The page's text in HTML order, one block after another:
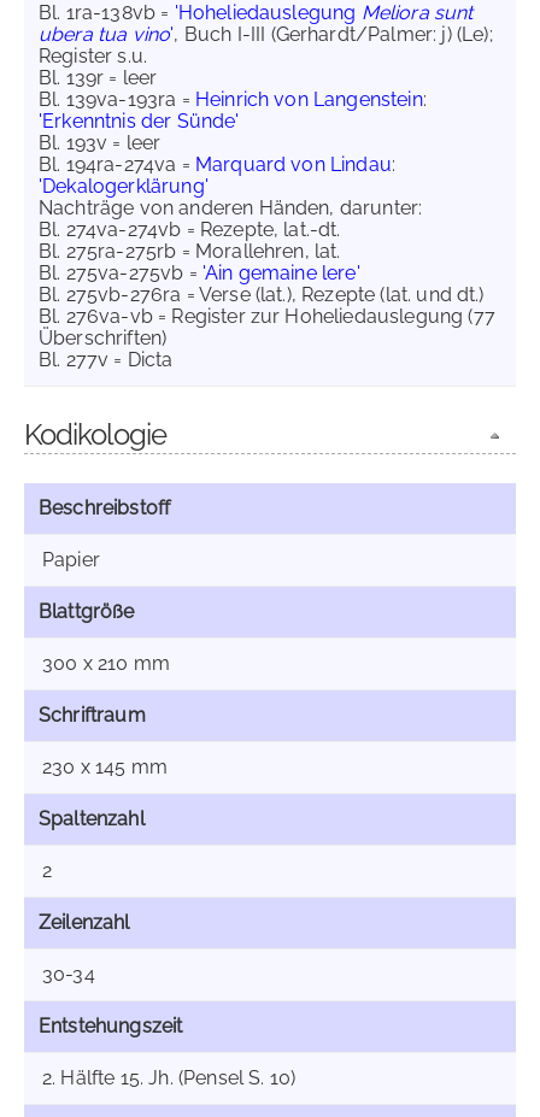
Bl. 1ra-138vb = 'Hoheliedauslegung Meliora sunt
ubera tua vino', Buch I-III (Gerhardt/Palmer: j) (Le);
Register s.u.
Bl. 139r = leer
Bl. 139va-193ra = Heinrich von Langenstein:
'Erkenntnis der Sünde'
Bl. 193v = leer
Bl. 194ra-274va = Marquard von Lindau:
'Dekalogerklärung'
Nachträge von anderen Händen, darunter:
Bl. 274va-274vb = Rezepte, lat.-dt.
Bl. 275ra-275rb = Morallehren, lat.
Bl. 275va-275vb = 'Ain gemaine lere'
Bl. 275vb-276ra = Verse (lat.), Rezepte (lat. und dt.)
Bl. 276va-vb = Register zur Hoheliedauslegung (77
Überschriften)
Bl. 277v = Dicta
Kodikologie
Beschreibstoff
Papier
Blattgröße
300 x 210 mm
Schriftraum
230 x 145 mm
Spaltenzahl
2
Zeilenzahl
30-34
Entstehungszeit
2. Hälfte 15. Jh. (Pensel S. 10)